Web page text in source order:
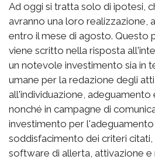
Ad oggi si tratta solo di ipotesi,
avranno una loro realizzazione,
entro il mese di agosto. Questo
viene scritto nella risposta
un notevole investimento sia in
umane per la redazione degli
all'individuazione, adeguamento
nonché in campagne di
investimento per l'adeguamento
soddisfacimento dei criteri
software di allerta, attivazione e